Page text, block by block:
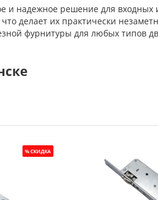
и надежное решение для
делает их практически
фурнитуры для любых типов